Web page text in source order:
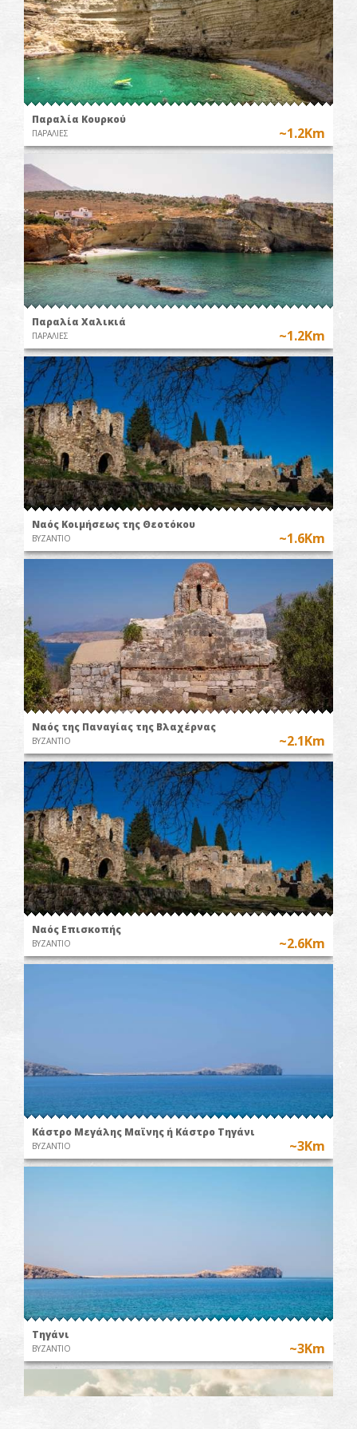
Παραλία Κουρκού
ΠΑΡΑΛΙΕΣ ~1.2Km
Παραλία Χαλικιά
ΠΑΡΑΛΙΕΣ ~1.2Km
Ναός Κοιμήσεως της Θεοτόκου
ΒΥΖΑΝΤΙΟ ~1.6Km
Ναός της Παναγίας της Βλαχέρνας
ΒΥΖΑΝΤΙΟ ~2.1Km
Ναός Επισκοπής
ΒΥΖΑΝΤΙΟ ~2.6Km
Κάστρο Μεγάλης Μαϊνης ή Κάστρο Τηγάνι
ΒΥΖΑΝΤΙΟ ~3Km
Τηγάνι
ΒΥΖΑΝΤΙΟ ~3Km